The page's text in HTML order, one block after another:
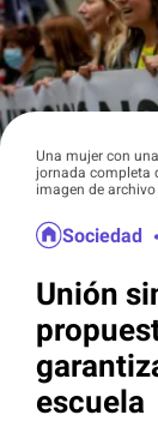
Una mujer con
jornada completa
imagen de
Sociedad
Unión
escuela